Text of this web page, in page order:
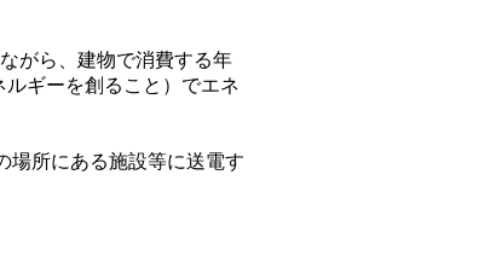
がら、建物で消費する年
ギーを創ること）でエネ
場所にある施設等に送電す